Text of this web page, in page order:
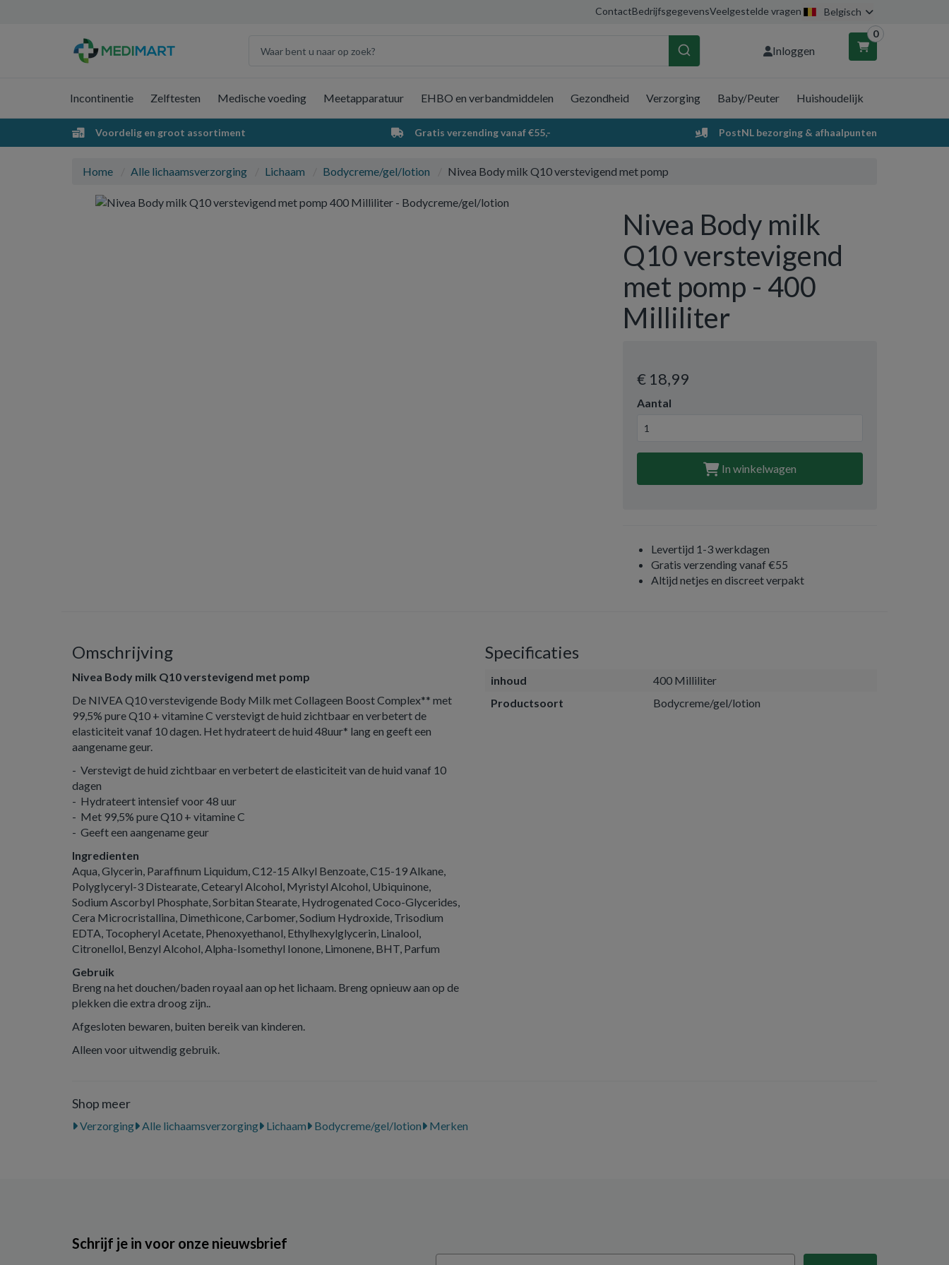
ContactBedrijfsgegevensVeelgestelde vragen Belgisch
Inloggen
0
Winkelwagen
Incontinentie Zelftesten Medische voeding Meetapparatuur EHBO en verbandmiddelen Gezondheid Verzorging Baby/Peuter Huishoudelijk
Voordelig en groot assortiment Gratis verzending vanaf €55,- PostNL bezorging & afhaalpunten
Home Alle lichaamsverzorging Lichaam Bodycreme/gel/lotion Nivea Body milk Q10 verstevigend met pomp
Nivea Body milk
Q10 verstevigend
met pomp - 400
Milliliter
€ 18,99
Aantal
In winkelwagen
Levertijd 1-3 werkdagen
Gratis verzending vanaf €55
Altijd netjes en discreet verpakt
Omschrijving
Nivea Body milk Q10 verstevigend met pomp
De NIVEA Q10 verstevigende Body Milk met Collageen Boost Complex** met
99,5% pure Q10 + vitamine C verstevigt de huid zichtbaar en verbetert de
elasticiteit vanaf 10 dagen. Het hydrateert de huid 48uur* lang en geeft een
aangename geur.
- Verstevigt de huid zichtbaar en verbetert de elasticiteit van de huid vanaf 10
dagen
- Hydrateert intensief voor 48 uur
- Met 99,5% pure Q10 + vitamine C
- Geeft een aangename geur
Ingredienten
Aqua, Glycerin, Paraffinum Liquidum, C12-15 Alkyl Benzoate, C15-19 Alkane,
Polyglyceryl-3 Distearate, Cetearyl Alcohol, Myristyl Alcohol, Ubiquinone,
Sodium Ascorbyl Phosphate, Sorbitan Stearate, Hydrogenated Coco-Glycerides,
Cera Microcristallina, Dimethicone, Carbomer, Sodium Hydroxide, Trisodium
EDTA, Tocopheryl Acetate, Phenoxyethanol, Ethylhexylglycerin, Linalool,
Citronellol, Benzyl Alcohol, Alpha-Isomethyl Ionone, Limonene, BHT, Parfum
Gebruik
Breng na het douchen/baden royaal aan op het lichaam. Breng opnieuw aan op de
plekken die extra droog zijn..
Afgesloten bewaren, buiten bereik van kinderen.
Alleen voor uitwendig gebruik.
Specificaties
inhoud
400 Milliliter
Productsoort
Bodycreme/gel/lotion
Shop meer
Verzorging Alle lichaamsverzorging Lichaam Bodycreme/gel/lotion Merken
Schrijf je in voor onze nieuwsbrief
Email